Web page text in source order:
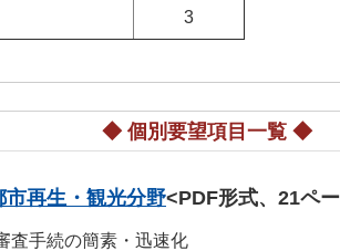
3
◆ 個別要望項目一覧 ◆
市再生・観光分野<PDF形式、21ペ
査手続の簡素・迅速化